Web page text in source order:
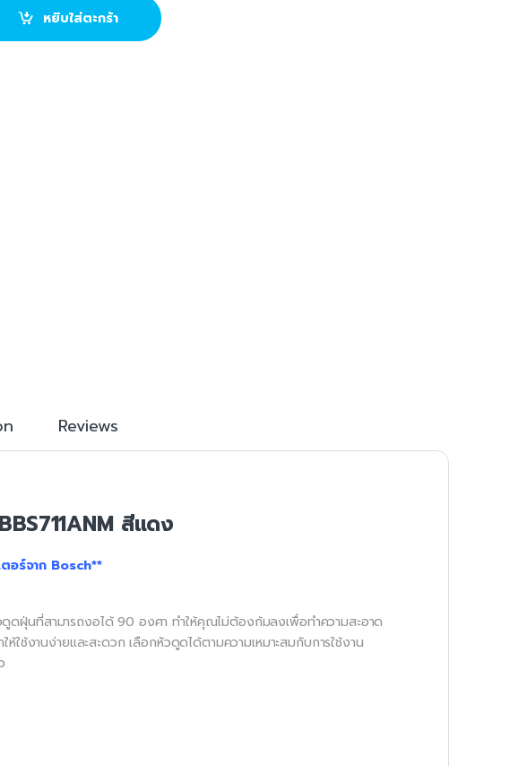
าย รุ่น BBS711ANM สีแดง quantity
หยิบใส่ตะกร้า
Reviews
สีแดง
อร์จาก Bosch**
ดฝุ่นที่สามารถงอได้ 90 องศา ทำให้คุณไม่ต้องก้มลงเพื่อทำความสะอาด
ช้งานง่ายและสะดวก เลือกหัวดูดได้ตามความเหมาะสมกับการใช้งาน